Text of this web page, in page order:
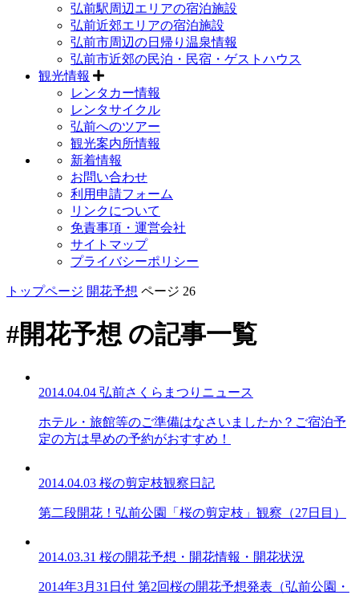
弘前駅周辺エリアの宿泊施設
弘前近郊エリアの宿泊施設
弘前市周辺の日帰り温泉情報
弘前市近郊の民泊・民宿・ゲストハウス
観光情報
レンタカー情報
レンタサイクル
弘前へのツアー
観光案内所情報
新着情報
お問い合わせ
利用申請フォーム
リンクについて
免責事項・運営会社
サイトマップ
プライバシーポリシー
トップページ 開花予想 ページ 26
#開花予想 の記事一覧
2014.04.04 弘前さくらまつりニュース
ホテル・旅館等のご準備はなさいましたか？ご宿泊予
定の方は早めの予約がおすすめ！
2014.04.03 桜の剪定枝観察日記
第二段開花！弘前公園「桜の剪定枝」観察（27日目）
2014.03.31 桜の開花予想・開花情報・開花状況
2014年3月31日付 第2回桜の開花予想発表（弘前公園・